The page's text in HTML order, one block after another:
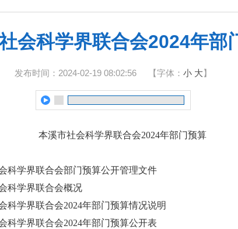
会科学界联合会2024年部
发布时间：2024-02-19 08:02:56 【字体： 小 大】
本溪市社会科学界联合会2024年部门预算
学界联合会部门预算公开管理文件
学界联合会概况
学界联合会2024年部门预算情况说明
学界联合会2024年部门预算公开表